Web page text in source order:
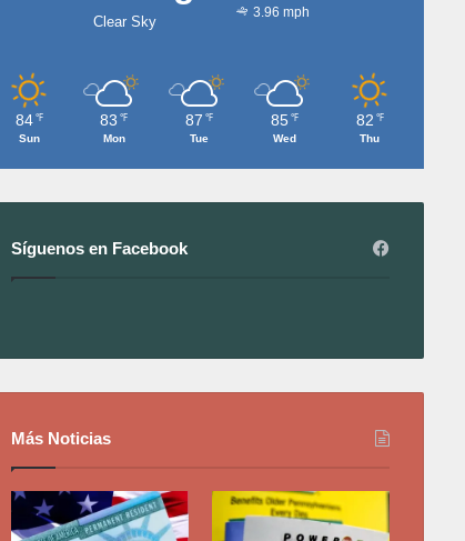
Clear Sky
3.96 mph
84 ℉
Sun
83 ℉
Mon
87 ℉
Tue
85 ℉
Wed
82 ℉
Thu
Síguenos en Facebook
Más Noticias